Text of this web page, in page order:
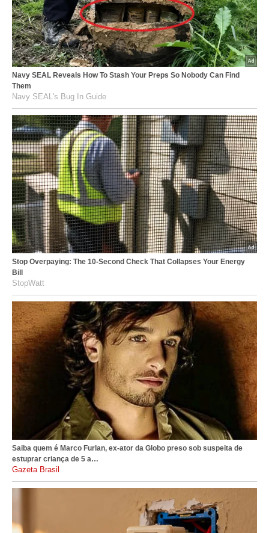
Navy SEAL Reveals How To Stash Your Preps So Nobody Can Find
Them
Navy SEAL's Bug In Guide
Stop Overpaying: The 10-Second Check That Collapses Your Energy
Bill
StopWatt
Saiba quem é Marco Furlan, ex-ator da Globo preso sob suspeita de
estuprar criança de 5 a…
gazetabrasil.com.br